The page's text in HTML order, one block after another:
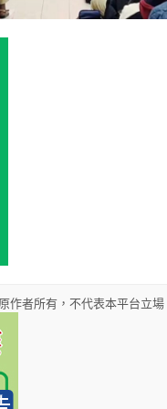
者所有，不代表本平台立場